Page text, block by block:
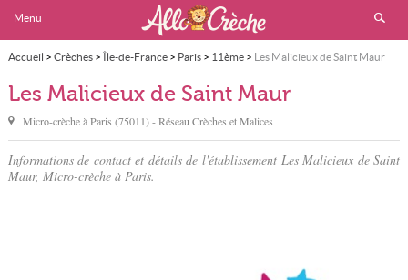
Menu
Accueil > Crèches> Île-de-France> Paris> 11ème> Les Malicieux de Saint Maur
Les Malicieux de Saint Maur
Micro-crèche àParis (75011) - Réseau Crèches et Malices
Informations de contact et détails de l'établissement Les Malicieux de Saint
Maur, Micro-crèche à Paris.